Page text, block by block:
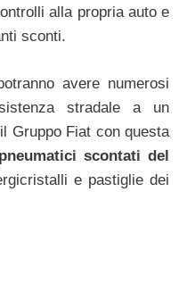
alla propria auto e
sconti.
avere numerosi
stradale a un
Gruppo Fiat con questa
pneumatici scontati del
e pastiglie dei